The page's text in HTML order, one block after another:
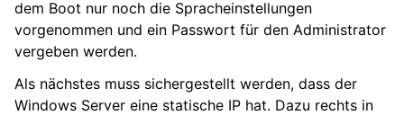
dem Boot nur noch die Spracheinstellungen
vorgenommen und ein Passwort für den Administrator
vergeben werden.
Als nächstes muss sichergestellt werden, dass der
Windows Server eine statische IP hat. Dazu rechts in